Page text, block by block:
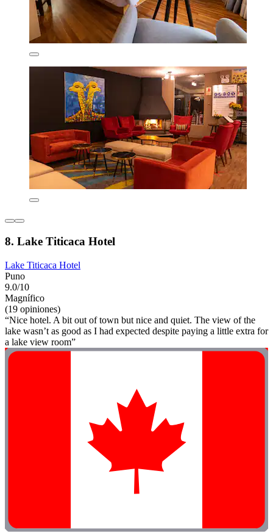
8. Lake Titicaca Hotel
Lake Titicaca Hotel
Puno
9.0/10
Magnífico
(19 opiniones)
“Nice hotel. A bit out of town but nice and quiet. The view of the
lake wasn’t as good as I had expected despite paying a little extra for
a lake view room”